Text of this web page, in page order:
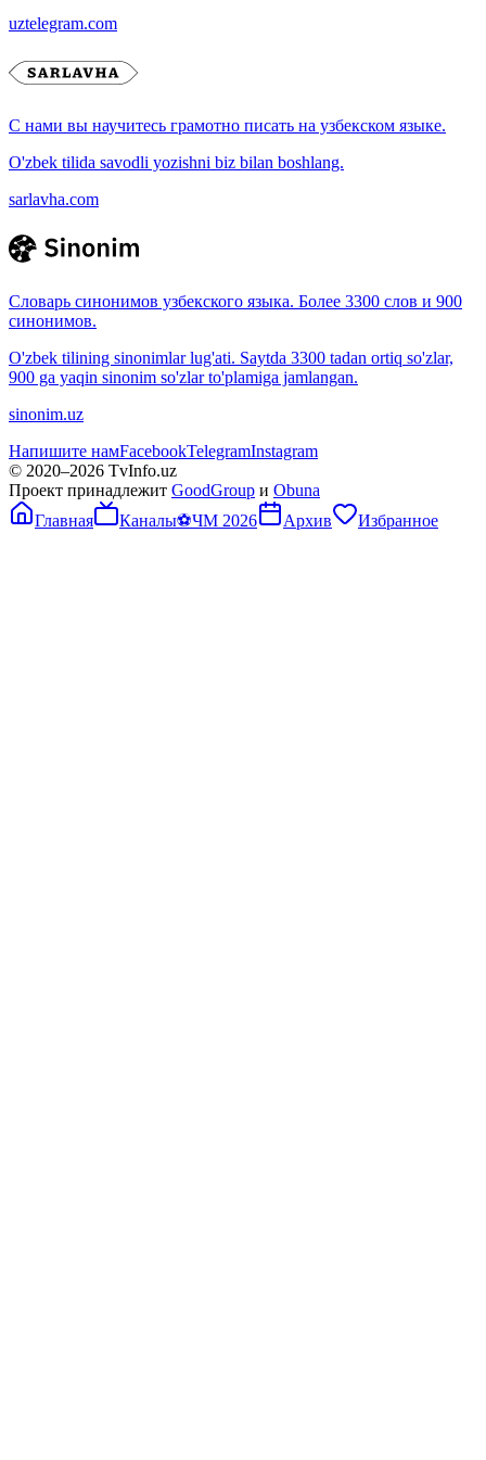
uztelegram.com
С нами вы научитесь грамотно писать на узбекском языке.
O'zbek tilida savodli yozishni biz bilan boshlang.
sarlavha.com
Словарь синонимов узбекского языка. Более 3300 слов и 900
синонимов.
O'zbek tilining sinonimlar lug'ati. Saytda 3300 tadan ortiq so'zlar,
900 ga yaqin sinonim so'zlar to'plamiga jamlangan.
sinonim.uz
Напишите намFacebookTelegramInstagram
© 2020–2026 TvInfo.uz
Проект принадлежит GoodGroup и Obuna
Главная
Каналы⚽ЧМ 2026 Архив Избранное